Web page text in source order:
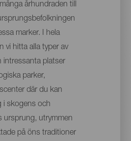
århundraden till
marker. I hela
vi hitta alla typer av
intressanta platser
parker,
där du kan
i skogens och
ursprung, utrymmen
på öns traditioner